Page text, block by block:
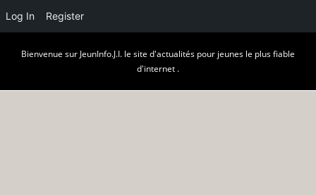
Log In Register
Bienvenue sur JeunInfo.J.I. le site d'actualités pour jeunes le plus fiable
d'internet .